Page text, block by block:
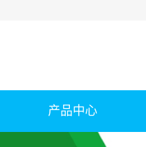
产品中心
成品肥